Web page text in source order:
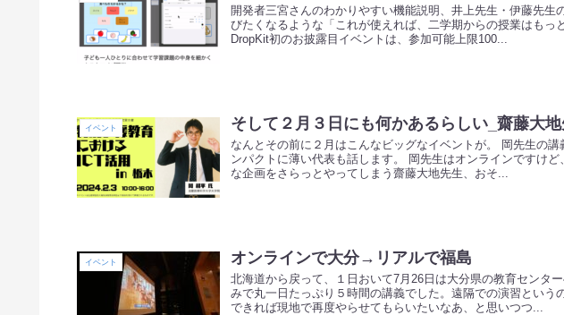
開発者三宮さんのわかりやすい機能説明、井上先生・伊藤先生
びたくなるような「これが使えれば、二学期からの授業はもっ
DropKit初のお披露目イベントは、参加可能上限100...
イベント そして２月３日にも何かあるらしい_齋藤大
なんとその前に２月はこんなビッグなイベントが。 岡先生の
ンパクトに薄い代表も話します。 岡先生はオンラインですけ
な企画をさらっとやってしまう齋藤大地先生、おそ...
イベント オンラインで大分→リアルで福島
北海道から戻って、１日おいて7月26日は大分県の教育センタ
みで丸一日たっぷり５時間の講義でした。遠隔での演習という
できれば現地で再度やらせてもらいたいなあ、と思いつつ...